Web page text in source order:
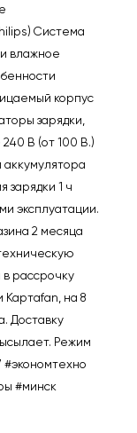
Система
влажное
корпус
зарядки,
В (от 100 В.)
зарядки 1 ч
эксплуатации.
2 месяца
рассрочку
Картаfan, на 8
Доставку
Режим
#экономтехно
#минск